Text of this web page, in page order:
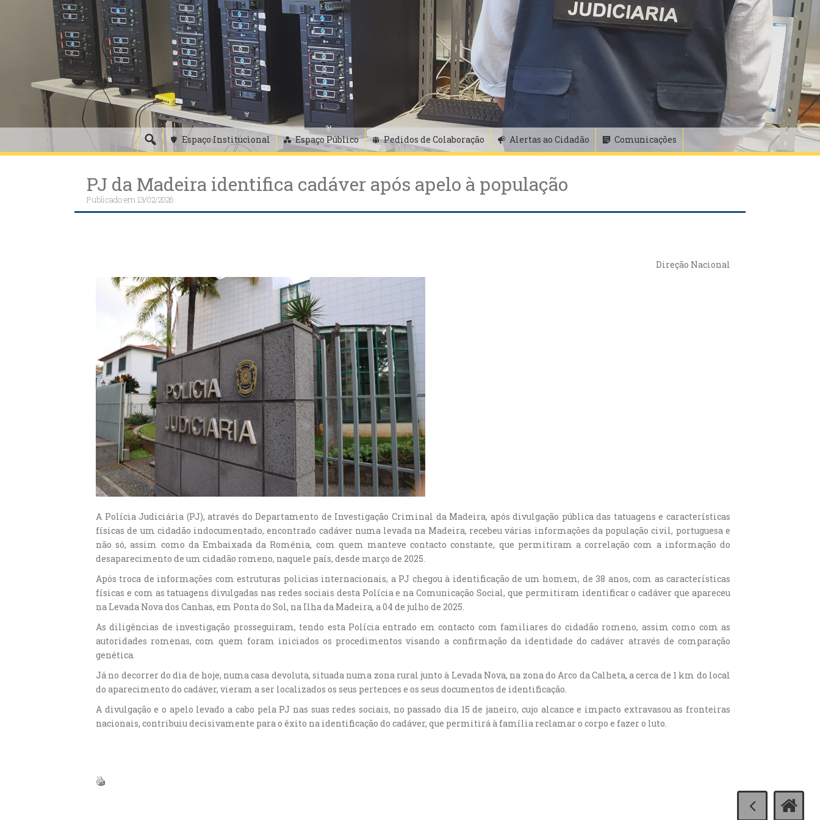
Espaço Institucional Espaço Público Pedidos de Colaboração Alertas ao Cidadão Comunicações
PJ da Madeira identifica cadáver após apelo à população
Publicado em13/02/2026
Direção Nacional
A Polícia Judiciária (PJ), através do Departamento de Investigação Criminal da Madeira, após divulgação pública das tatuagens e características
físicas de um cidadão indocumentado, encontrado cadáver numa levada na Madeira, recebeu várias informações da população civil, portuguesa e
não só, assim como da Embaixada da Roménia, com quem manteve contacto constante, que permitiram a correlação com a informação do
desaparecimento de um cidadão romeno, naquele país, desde março de 2025.
Após troca de informações com estruturas policias internacionais, a PJ chegou à identificação de um homem, de 38 anos, com as características
físicas e com as tatuagens divulgadas nas redes sociais desta Polícia e na Comunicação Social, que permitiram identificar o cadáver que apareceu
na Levada Nova dos Canhas, em Ponta do Sol, na Ilha da Madeira, a 04 de julho de 2025.
As diligências de investigação prosseguiram, tendo esta Polícia entrado em contacto com familiares do cidadão romeno, assim como com as
autoridades romenas, com quem foram iniciados os procedimentos visando a confirmação da identidade do cadáver através de comparação
genética.
Já no decorrer do dia de hoje, numa casa devoluta, situada numa zona rural junto à Levada Nova, na zona do Arco da Calheta, a cerca de 1 km do local
do aparecimento do cadáver, vieram a ser localizados os seus pertences e os seus documentos de identificação.
A divulgação e o apelo levado a cabo pela PJ nas suas redes sociais, no passado dia 15 de janeiro, cujo alcance e impacto extravasou as fronteiras
nacionais, contribuiu decisivamente para o êxito na identificação do cadáver, que permitirá à família reclamar o corpo e fazer o luto.